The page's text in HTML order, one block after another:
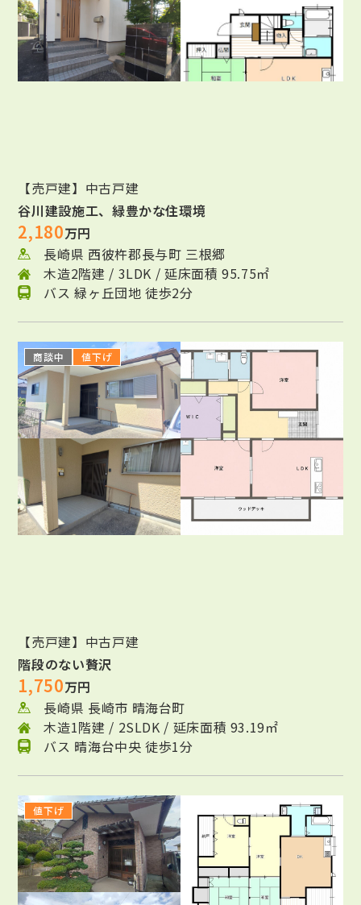
【売戸建】中古戸建
谷川建設施工、緑豊かな住環境
2,180万円
長崎県 西彼杵郡長与町 三根郷
木造2階建 / 3LDK / 延床面積 95.75㎡
バス 緑ヶ丘団地 徒歩2分
商談中 値下げ
【売戸建】中古戸建
階段のない贅沢
1,750万円
長崎県 長崎市 晴海台町
木造1階建 / 2SLDK / 延床面積 93.19㎡
バス 晴海台中央 徒歩1分
値下げ